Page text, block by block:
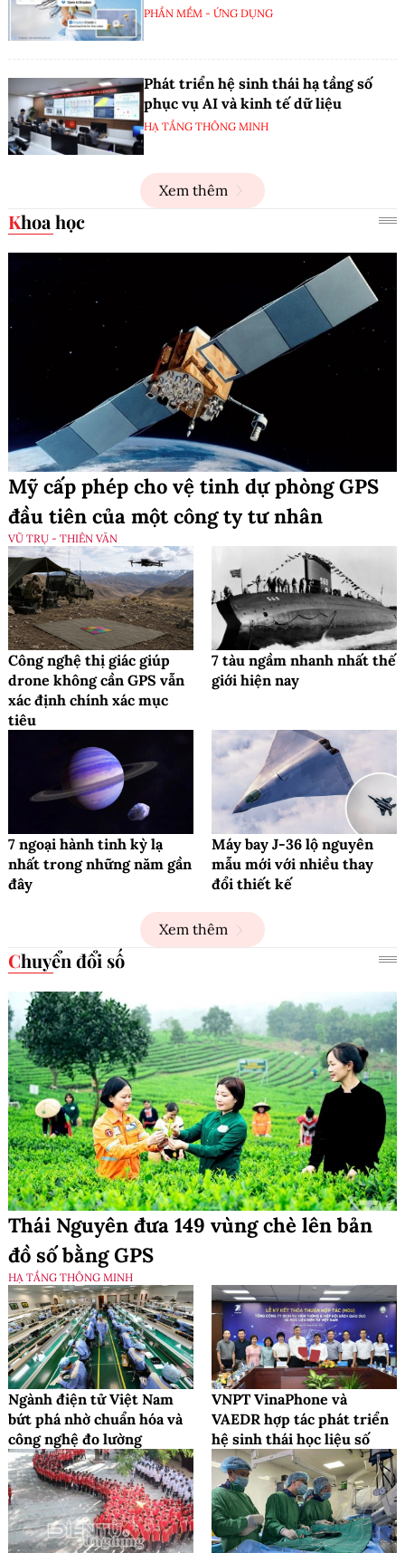
PHẦN MỀM - ỨNG DỤNG
Phát triển hệ sinh thái hạ tầng số
phục vụ AI và kinh tế dữ liệu
HẠ TẦNG THÔNG MINH
Xem thêm
Khoa học
Mỹ cấp phép cho vệ tinh dự phòng GPS
đầu tiên của một công ty tư nhân
VŨ TRỤ - THIÊN VĂN
Công nghệ thị giác giúp
drone không cần GPS vẫn
xác định chính xác mục
tiêu
7 tàu ngầm nhanh nhất thế
giới hiện nay
7 ngoại hành tinh kỳ lạ
nhất trong những năm gần
đây
Máy bay J-36 lộ nguyên
mẫu mới với nhiều thay
đổi thiết kế
Xem thêm
Chuyển đổi số
Thái Nguyên đưa 149 vùng chè lên bản
đồ số bằng GPS
HẠ TẦNG THÔNG MINH
Ngành điện tử Việt Nam
bứt phá nhờ chuẩn hóa và
công nghệ đo lường
VNPT VinaPhone và
VAEDR hợp tác phát triển
hệ sinh thái học liệu số